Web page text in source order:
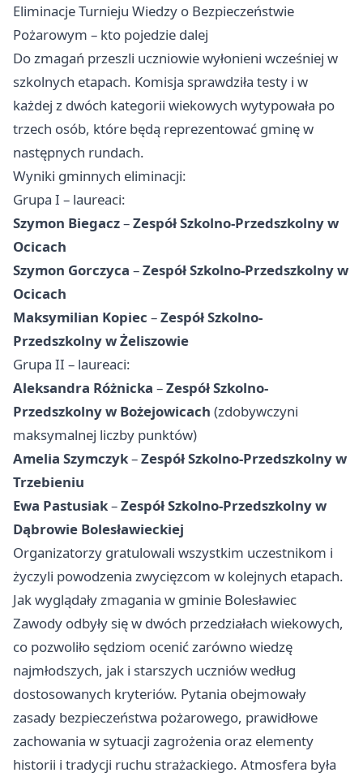
Eliminacje Turnieju Wiedzy o Bezpieczeństwie
Pożarowym – kto pojedzie dalej
Do zmagań przeszli uczniowie wyłonieni wcześniej w
szkolnych etapach. Komisja sprawdziła testy i w
każdej z dwóch kategorii wiekowych wytypowała po
trzech osób, które będą reprezentować gminę w
następnych rundach.
Wyniki gminnych eliminacji:
Grupa I – laureaci:
Szymon Biegacz–Zespół Szkolno-Przedszkolny w
Ocicach
Szymon Gorczyca –Zespół Szkolno-Przedszkolny w
Ocicach
Maksymilian Kopiec –Zespół Szkolno-
Przedszkolny w Żeliszowie
Grupa II – laureaci:
Aleksandra Różnicka –Zespół Szkolno-
Przedszkolny w Bożejowicach (zdobywczyni
maksymalnej liczby punktów)
Amelia Szymczyk–Zespół Szkolno-Przedszkolny w
Trzebieniu
Ewa Pastusiak–Zespół Szkolno-Przedszkolny w
Dąbrowie Bolesławieckiej
Organizatorzy gratulowali wszystkim uczestnikom i
życzyli powodzenia zwycięzcom w kolejnych etapach.
Jak wyglądały zmagania w gminie Bolesławiec
Zawody odbyły się w dwóch przedziałach wiekowych,
co pozwoliło sędziom ocenić zarówno wiedzę
najmłodszych, jak i starszych uczniów według
dostosowanych kryteriów. Pytania obejmowały
zasady bezpieczeństwa pożarowego, prawidłowe
zachowania w sytuacji zagrożenia oraz elementy
historii i tradycji ruchu strażackiego. Atmosfera była